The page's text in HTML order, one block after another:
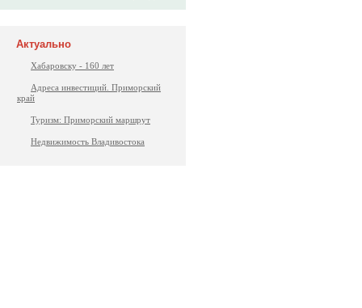
Актуально
Хабаровску - 160 лет
Адреса инвестиций. Приморский
край
Туризм: Приморский маршрут
Недвижимость Владивостока